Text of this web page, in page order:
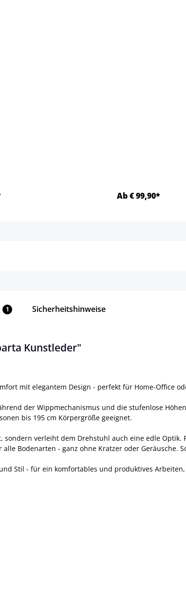
Ab € 99,90*
1 Sicherheitshinweise
Kunstleder"
mit elegantem Design - perfekt für Home-Office
der Wippmechanismus und die stufenlose
bis 195 cm Körpergröße geeignet.
verleiht dem Drehstuhl auch eine edle
Bodenarten - ganz ohne Kratzer oder
Stil - für ein komfortables und produktives Arbeiten,